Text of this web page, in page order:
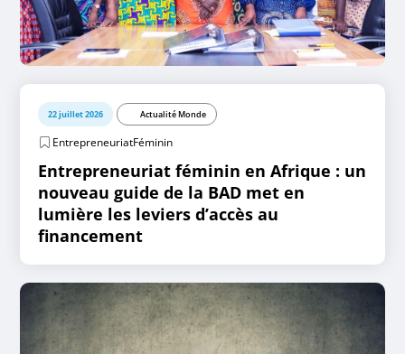
22 juillet 2026 Actualité Monde
EntrepreneuriatFéminin
Entrepreneuriat féminin en Afrique : un
nouveau guide de la BAD met en
lumière les leviers d’accès au
financement